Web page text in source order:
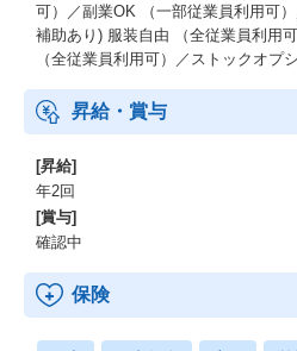
可）／副業OK （一部従業員利用可
補助あり) 服装自由 （全従業員利用
（全従業員利用可）／ストックオプ
昇給・賞与
[昇給]
年2回
[賞与]
確認中
保険